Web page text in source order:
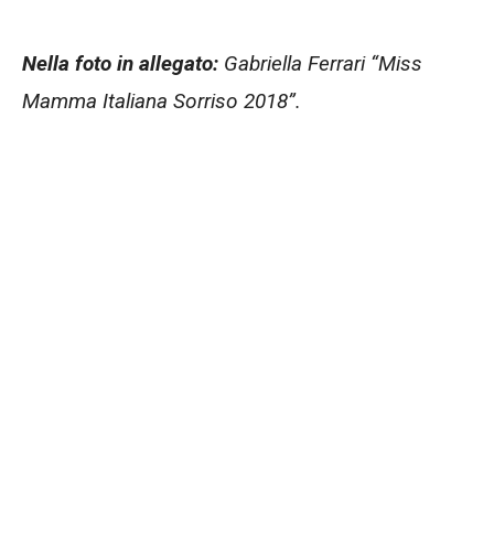
Nella foto in allegato: Gabriella Ferrari “Miss
Mamma Italiana Sorriso 2018”.